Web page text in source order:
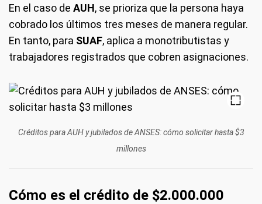
En el caso de AUH, se prioriza que la persona haya
cobrado los últimos tres meses de manera regular.
En tanto, para SUAF, aplica a monotributistas y
trabajadores registrados que cobren asignaciones.
Créditos para AUH y jubilados de ANSES: cómo solicitar hasta $3
millones
Cómo es el crédito de $2.000.000